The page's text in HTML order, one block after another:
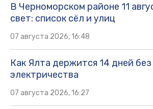
В Черноморском районе 11
свет: список сёл и улиц
07 августа 2026, 16:48
Как Ялта держится 14 дней без
электричества
07 августа 2026, 16:27